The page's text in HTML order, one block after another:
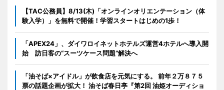
【TAC公務員】8/13(木)「オンラインオリエンテーション（体
験入学）」を無料で開催！学習スタートはじめの1歩！
「APEX24」、ダイワロイネットホテルズ運営4ホテルへ導入開
始 訪日客の“スーツケース問題”解決へ
「油そば×アイドル」が飲食店を元気にする。 前年２万８７５
票の話題企画が拡大！ 油そば春日亭『第2回 油姫オーディショ